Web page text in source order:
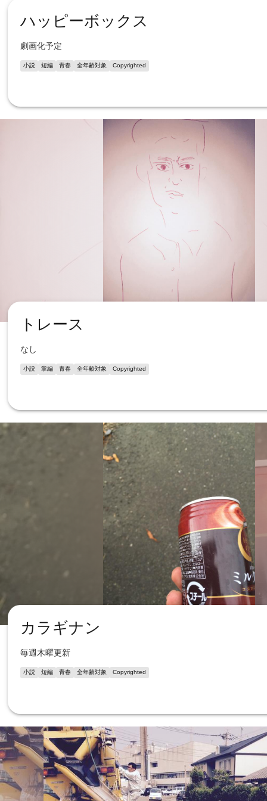
ハッピーボックス
劇画化予定
小説 短編 青春 全年齢対象 Copyrighted
トレース
なし
小説 掌編 青春 全年齢対象 Copyrighted
カラギナン
毎週木曜更新
小説 短編 青春 全年齢対象 Copyrighted